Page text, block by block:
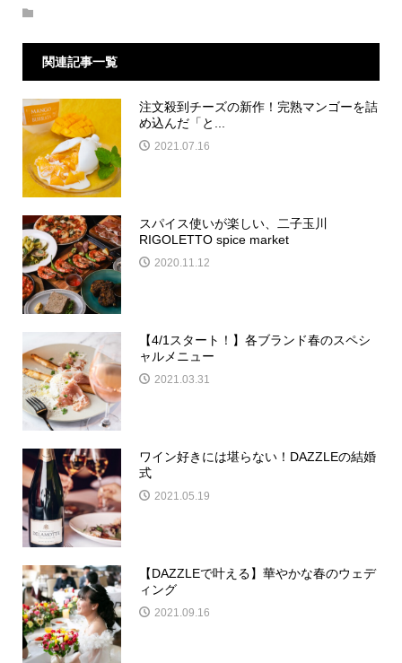
関連記事一覧
注文殺到チーズの新作！完熟マンゴーを詰
め込んだ「と...
2021.07.16
スパイス使いが楽しい、二子玉川
RIGOLETTO spice market
2020.11.12
【4/1スタート！】各ブランド春のスペシ
ャルメニュー
2021.03.31
ワイン好きには堪らない！DAZZLEの結婚
式
2021.05.19
【DAZZLEで叶える】華やかな春のウェデ
ィング
2021.09.16